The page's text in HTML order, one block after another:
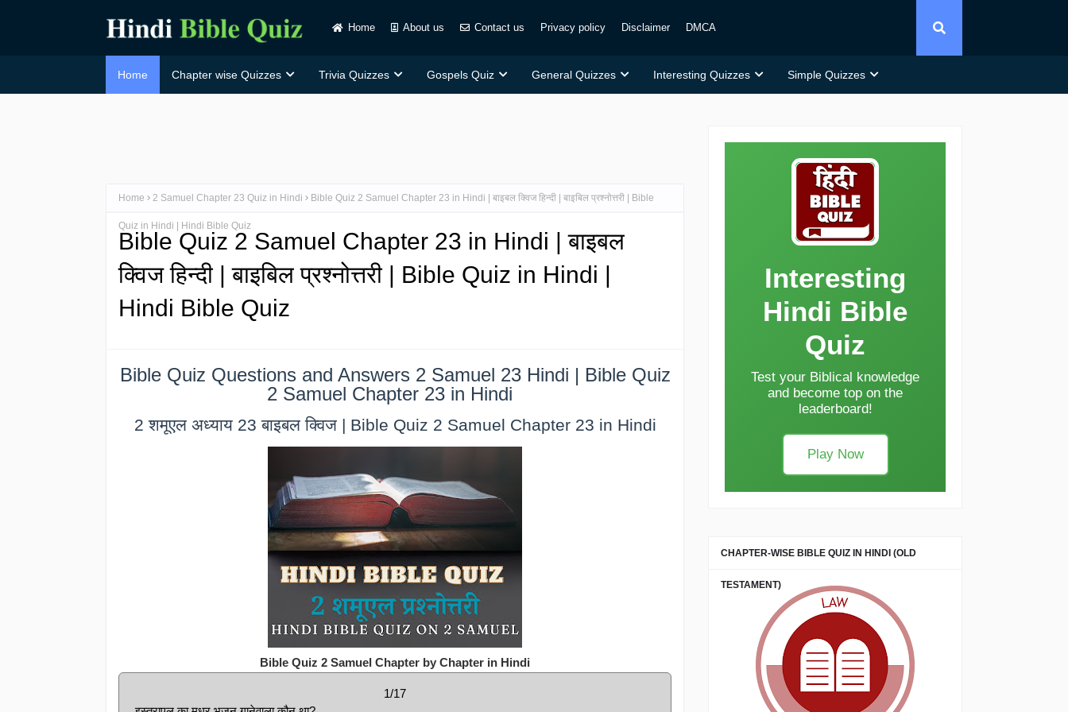
Home About us Contact us Privacy policy Disclaimer DMCA
Home Chapter wise Quizzes Trivia Quizzes Gospels Quiz General Quizzes Interesting Quizzes Simple Quizzes
Home 2 Samuel Chapter 23 Quiz in Hindi Bible Quiz 2 Samuel Chapter 23 in Hindi | बाइबल क्विज हिन्दी | बाइबिल प्रश्नोत्तरी | Bible
Quiz in Hindi | Hindi Bible Quiz
Bible Quiz 2 Samuel Chapter 23 in Hindi | बाइबल
क्विज हिन्दी | बाइबिल प्रश्नोत्तरी | Bible Quiz in Hindi |
Hindi Bible Quiz
Bible Quiz Questions and Answers 2 Samuel 23 Hindi | Bible Quiz
2 Samuel Chapter 23 in Hindi
2 शमूएल अध्याय 23 बाइबल क्विज | Bible Quiz 2 Samuel Chapter 23 in Hindi
Bible Quiz 2 Samuel Chapter by Chapter in Hindi
1/17
Interesting
Hindi Bible
Quiz
Test your Biblical knowledge
and become top on the
leaderboard!
Play Now
CHAPTER-WISE BIBLE QUIZ IN HINDI (OLD
TESTAMENT)